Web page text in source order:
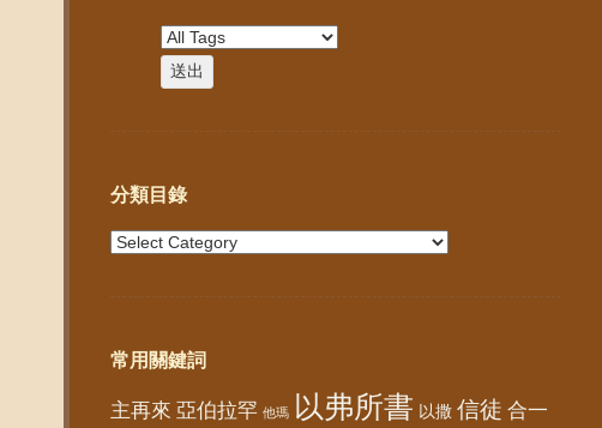
分類目錄
常用關鍵詞
主再來 亞伯拉罕 他瑪 以弗所書 以撒 信徒 合一